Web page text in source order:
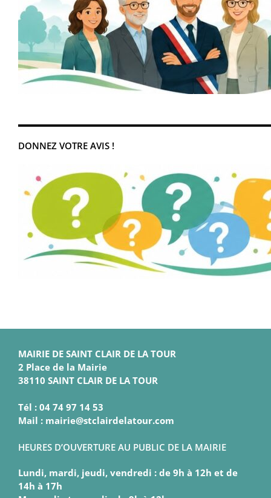
DONNEZ VOTRE AVIS !
MAIRIE DE SAINT CLAIR DE LA TOUR
2 Place de la Mairie
38110 SAINT CLAIR DE LA TOUR
Tél : 04 74 97 14 53
Mail : mairie@stclairdelatour.com
HEURES D’OUVERTURE AU PUBLIC DE LA MAIRIE
Lundi, mardi, jeudi, vendredi : de 9h à 12h et de
14h à 17h